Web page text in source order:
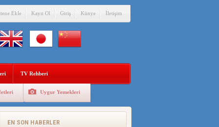
Ekle Kayıt Ol Giriş Künye İletişim
TV Rehberi
Uygur Yemekleri
EN SON HABERLER